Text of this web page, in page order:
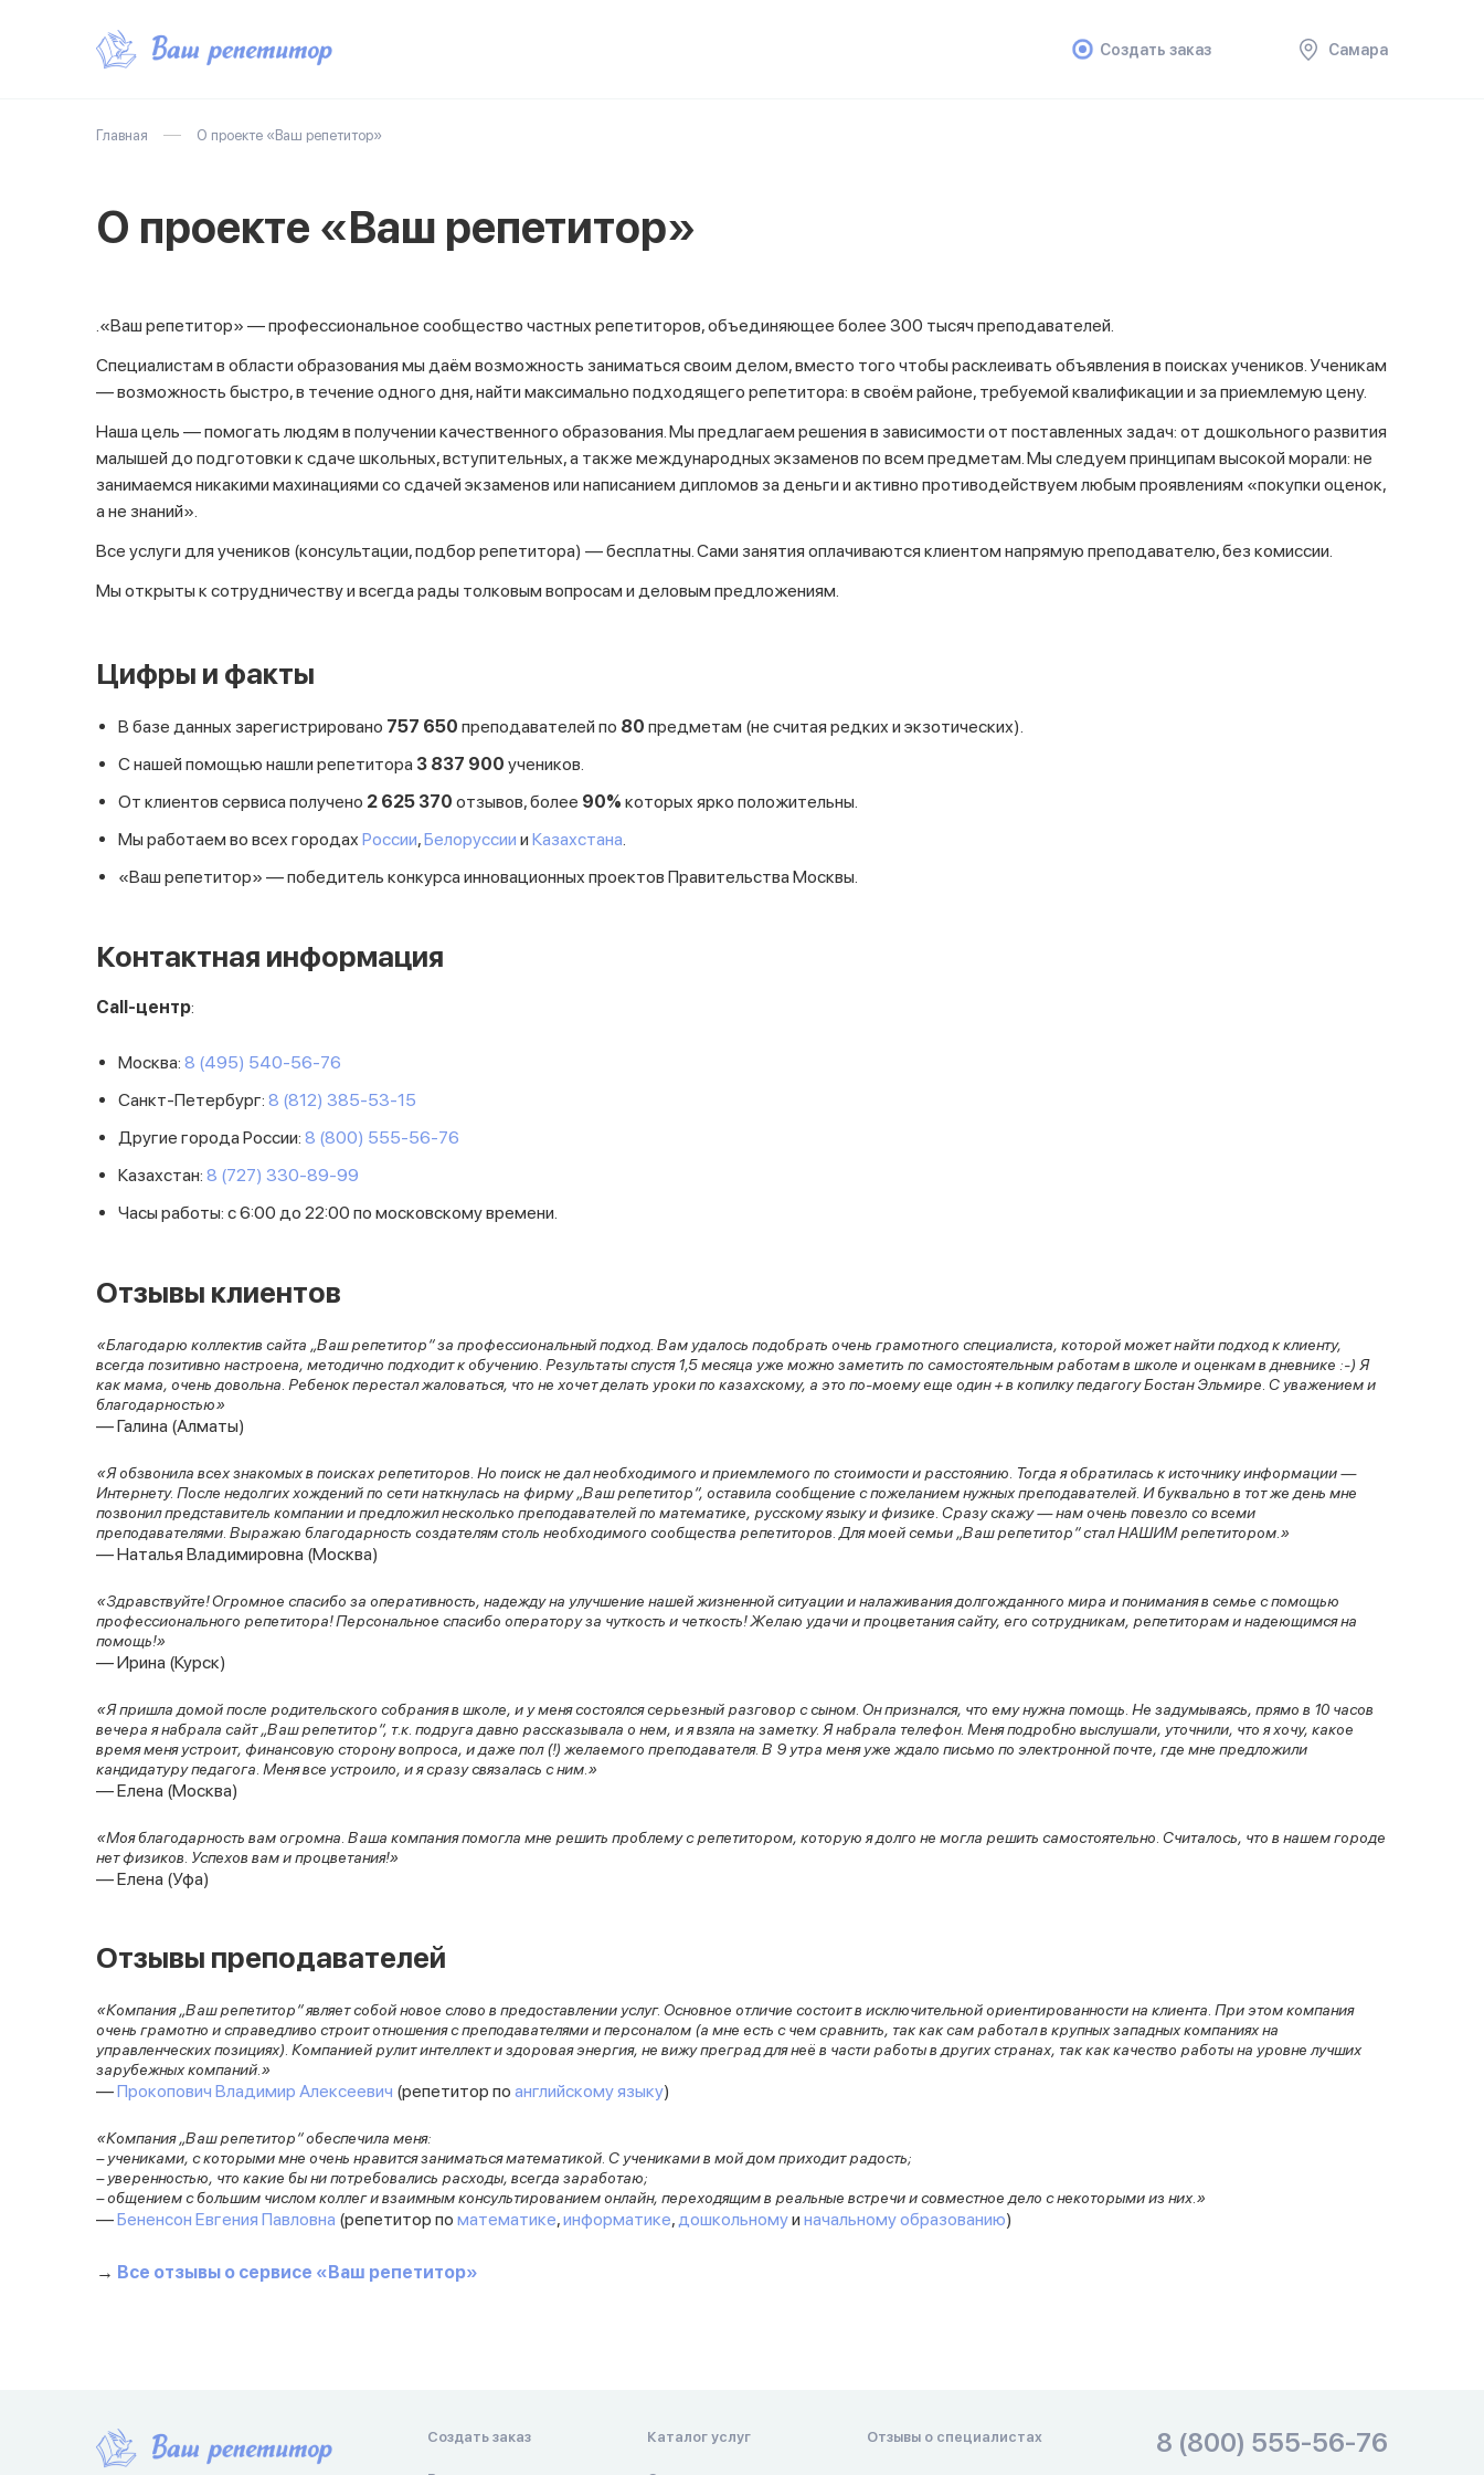
Создать заказ Самара
Главная О проекте «Ваш репетитор»
О проекте «Ваш репетитор»
.«Ваш репетитор» — профессиональное сообщество частных репетиторов, объединяющее более 300 тысяч преподавателей.
Специалистам в области образования мы даём возможность заниматься своим делом, вместо того чтобы расклеивать объявления в поисках учеников. Ученикам
— возможность быстро, в течение одного дня, найти максимально подходящего репетитора: в своём районе, требуемой квалификации и за приемлемую цену.
Наша цель — помогать людям в получении качественного образования. Мы предлагаем решения в зависимости от поставленных задач: от дошкольного развития
малышей до подготовки к сдаче школьных, вступительных, а также международных экзаменов по всем предметам. Мы следуем принципам высокой морали: не
занимаемся никакими махинациями со сдачей экзаменов или написанием дипломов за деньги и активно противодействуем любым проявлениям «покупки оценок,
а не знаний».
Все услуги для учеников (консультации, подбор репетитора) — бесплатны. Сами занятия оплачиваются клиентом напрямую преподавателю, без комиссии.
Мы открыты к сотрудничеству и всегда рады толковым вопросам и деловым предложениям.
Цифры и факты
В базе данных зарегистрировано 757 650 преподавателей по 80 предметам (не считая редких и экзотических).
С нашей помощью нашли репетитора 3 837 900 учеников.
От клиентов сервиса получено 2 625 370 отзывов, более 90% которых ярко положительны.
Мы работаем во всех городах России,Белоруссии и Казахстана
«Ваш репетитор» — победитель конкурса инновационных проектов Правительства Москвы.
Контактная информация
Call-центр:
Москва: 8 (495) 540-56-76
Санкт-Петербург: 8 (812) 385-53-15
Другие города России: 8 (800) 555-56-76
Казахстан: 8 (727) 330-89-99
Часы работы: с 6:00 до 22:00 по московскому времени.
Отзывы клиентов
«Благодарю коллектив сайта „Ваш репетитор“ за профессиональный подход. Вам удалось подобрать очень грамотного специалиста, которой может найти подход к клиенту,
всегда позитивно настроена, методично подходит к обучению. Результаты спустя 1,5 месяца уже можно заметить по самостоятельным работам в школе и оценкам в дневнике :-) Я
как мама, очень довольна. Ребенок перестал жаловаться, что не хочет делать уроки по казахскому, а это по-моему еще один + в копилку педагогу Бостан Эльмире. С уважением и
благодарностью»
— Галина (Алматы)
«Я обзвонила всех знакомых в поисках репетиторов. Но поиск не дал необходимого и приемлемого по стоимости и расстоянию. Тогда я обратилась к источнику информации —
Интернету. После недолгих хождений по сети наткнулась на фирму „Ваш репетитор“, оставила сообщение с пожеланием нужных преподавателей. И буквально в тот же день мне
позвонил представитель компании и предложил несколько преподавателей по математике, русскому языку и физике. Сразу скажу — нам очень повезло со всеми
преподавателями. Выражаю благодарность создателям столь необходимого сообщества репетиторов. Для моей семьи „Ваш репетитор“ стал НАШИМ репетитором.»
— Наталья Владимировна (Москва)
«Здравствуйте! Огромное спасибо за оперативность, надежду на улучшение нашей жизненной ситуации и налаживания долгожданного мира и понимания в семье с помощью
профессионального репетитора! Персональное спасибо оператору за чуткость и четкость! Желаю удачи и процветания сайту, его сотрудникам, репетиторам и надеющимся на
помощь!»
— Ирина (Курск)
«Я пришла домой после родительского собрания в школе, и у меня состоялся серьезный разговор с сыном. Он признался, что ему нужна помощь. Не задумываясь, прямо в 10 часов
вечера я набрала сайт „Ваш репетитор“, т.к. подруга давно рассказывала о нем, и я взяла на заметку. Я набрала телефон. Меня подробно выслушали, уточнили, что я хочу, какое
время меня устроит, финансовую сторону вопроса, и даже пол (!) желаемого преподавателя. В 9 утра меня уже ждало письмо по электронной почте, где мне предложили
кандидатуру педагога. Меня все устроило, и я сразу связалась с ним.»
— Елена (Москва)
«Моя благодарность вам огромна. Ваша компания помогла мне решить проблему с репетитором, которую я долго не могла решить самостоятельно. Считалось, что в нашем городе
нет физиков. Успехов вам и процветания!»
— Елена (Уфа)
Отзывы преподавателей
«Компания „Ваш репетитор“ являет собой новое слово в предоставлении услуг. Основное отличие состоит в исключительной ориентированности на клиента. При этом компания
очень грамотно и справедливо строит отношения с преподавателями и персоналом (а мне есть с чем сравнить, так как сам работал в крупных западных компаниях на
управленческих позициях). Компанией рулит интеллект и здоровая энергия, не вижу преград для неё в части работы в других странах, так как качество работы на уровне лучших
зарубежных компаний.»
—Прокопович Владимир Алексеевич (репетитор по английскому языку)
«Компания „Ваш репетитор“ обеспечила меня:
– учениками, с которыми мне очень нравится заниматься математикой. С учениками в мой дом приходит радость;
– уверенностью, что какие бы ни потребовались расходы, всегда заработаю;
– общением с большим числом коллег и взаимным консультированием онлайн, переходящим в реальные встречи и совместное дело с некоторыми из них.»
—Бененсон Евгения Павловна (репетитор по математике,информатике, дошкольномуи начальному образованию)
→ Все отзывы о сервисе «Ваш репетитор»
Создать заказ Каталог услуг Отзывы о специалистах 8 (800) 555-56-76